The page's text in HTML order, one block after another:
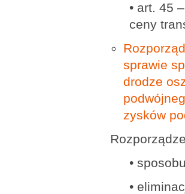
• art. 45
ceny
sprawie
drodze
zysków
•
•